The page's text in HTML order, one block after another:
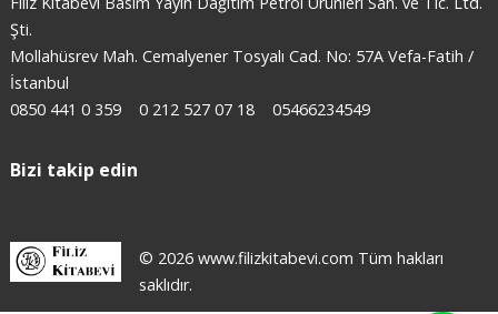
Şti.
Mollahüsrev Mah. Cemalyener Tosyalı Cad. No: 57A Vefa-Fatih /
İstanbul
0850 441 0 359
0 212 527 07 18 05466234549
Bizi takip edin
© 2026 www.filizkitabevi.com Tüm hakları
saklıdır.